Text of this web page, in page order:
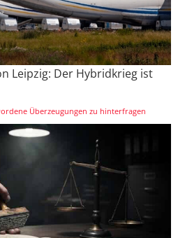
Leipzig: Der Hybridkrieg ist
Überzeugungen zu hinterfragen